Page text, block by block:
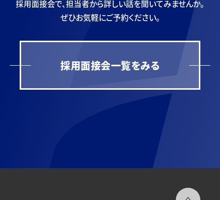
採用面接会で、担当者から詳しい話を聞いてみませんか。
ぜひお気軽にご予約ください。
採用面接会一覧をみる